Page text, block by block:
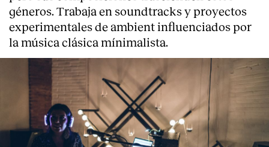
géneros. Trabaja en soundtracks y proyectos
experimentales de ambient influenciados por
la música clásica mínimalista.